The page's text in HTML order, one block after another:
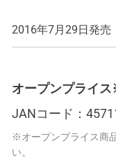
2016年7月29日発売
オープンプライ
JANコード：
※オープンプライス商
い。